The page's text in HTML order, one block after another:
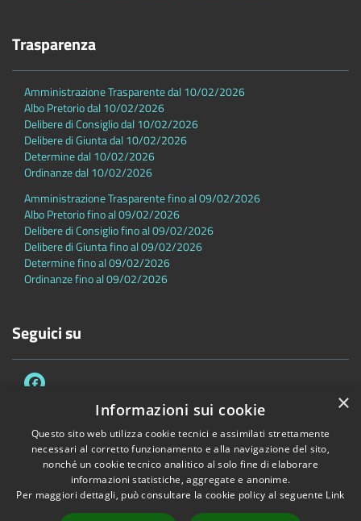
Trasparenza
Amministrazione Trasparente dal 10/02/2026
Albo Pretorio dal 10/02/2026
Delibere di Consiglio dal 10/02/2026
Delibere di Giunta dal 10/02/2026
Determine dal 10/02/2026
Ordinanze dal 10/02/2026
Amministrazione Trasparente fino al 09/02/2026
Albo Pretorio fino al 09/02/2026
Delibere di Consiglio fino al 09/02/2026
Delibere di Giunta fino al 09/02/2026
Determine fino al 09/02/2026
Ordinanze fino al 09/02/2026
Seguici su
Accessibilità Privacy Cookie
Mappa del sito
Dichiarazione di accessibilità
Copyright © 2026 • Comune di Sambuca Pistoiese • Powered by
×
Informazioni sui cookie
Questo sito web utilizza cookie tecnici e assimilati strettamente
necessari al corretto funzionamento e alla navigazione del sito,
nonché un cookie tecnico analitico al solo fine di elaborare
informazioni statistiche, aggregate e anonime.
Per maggiori dettagli, può consultare la cookie policy al seguente Link